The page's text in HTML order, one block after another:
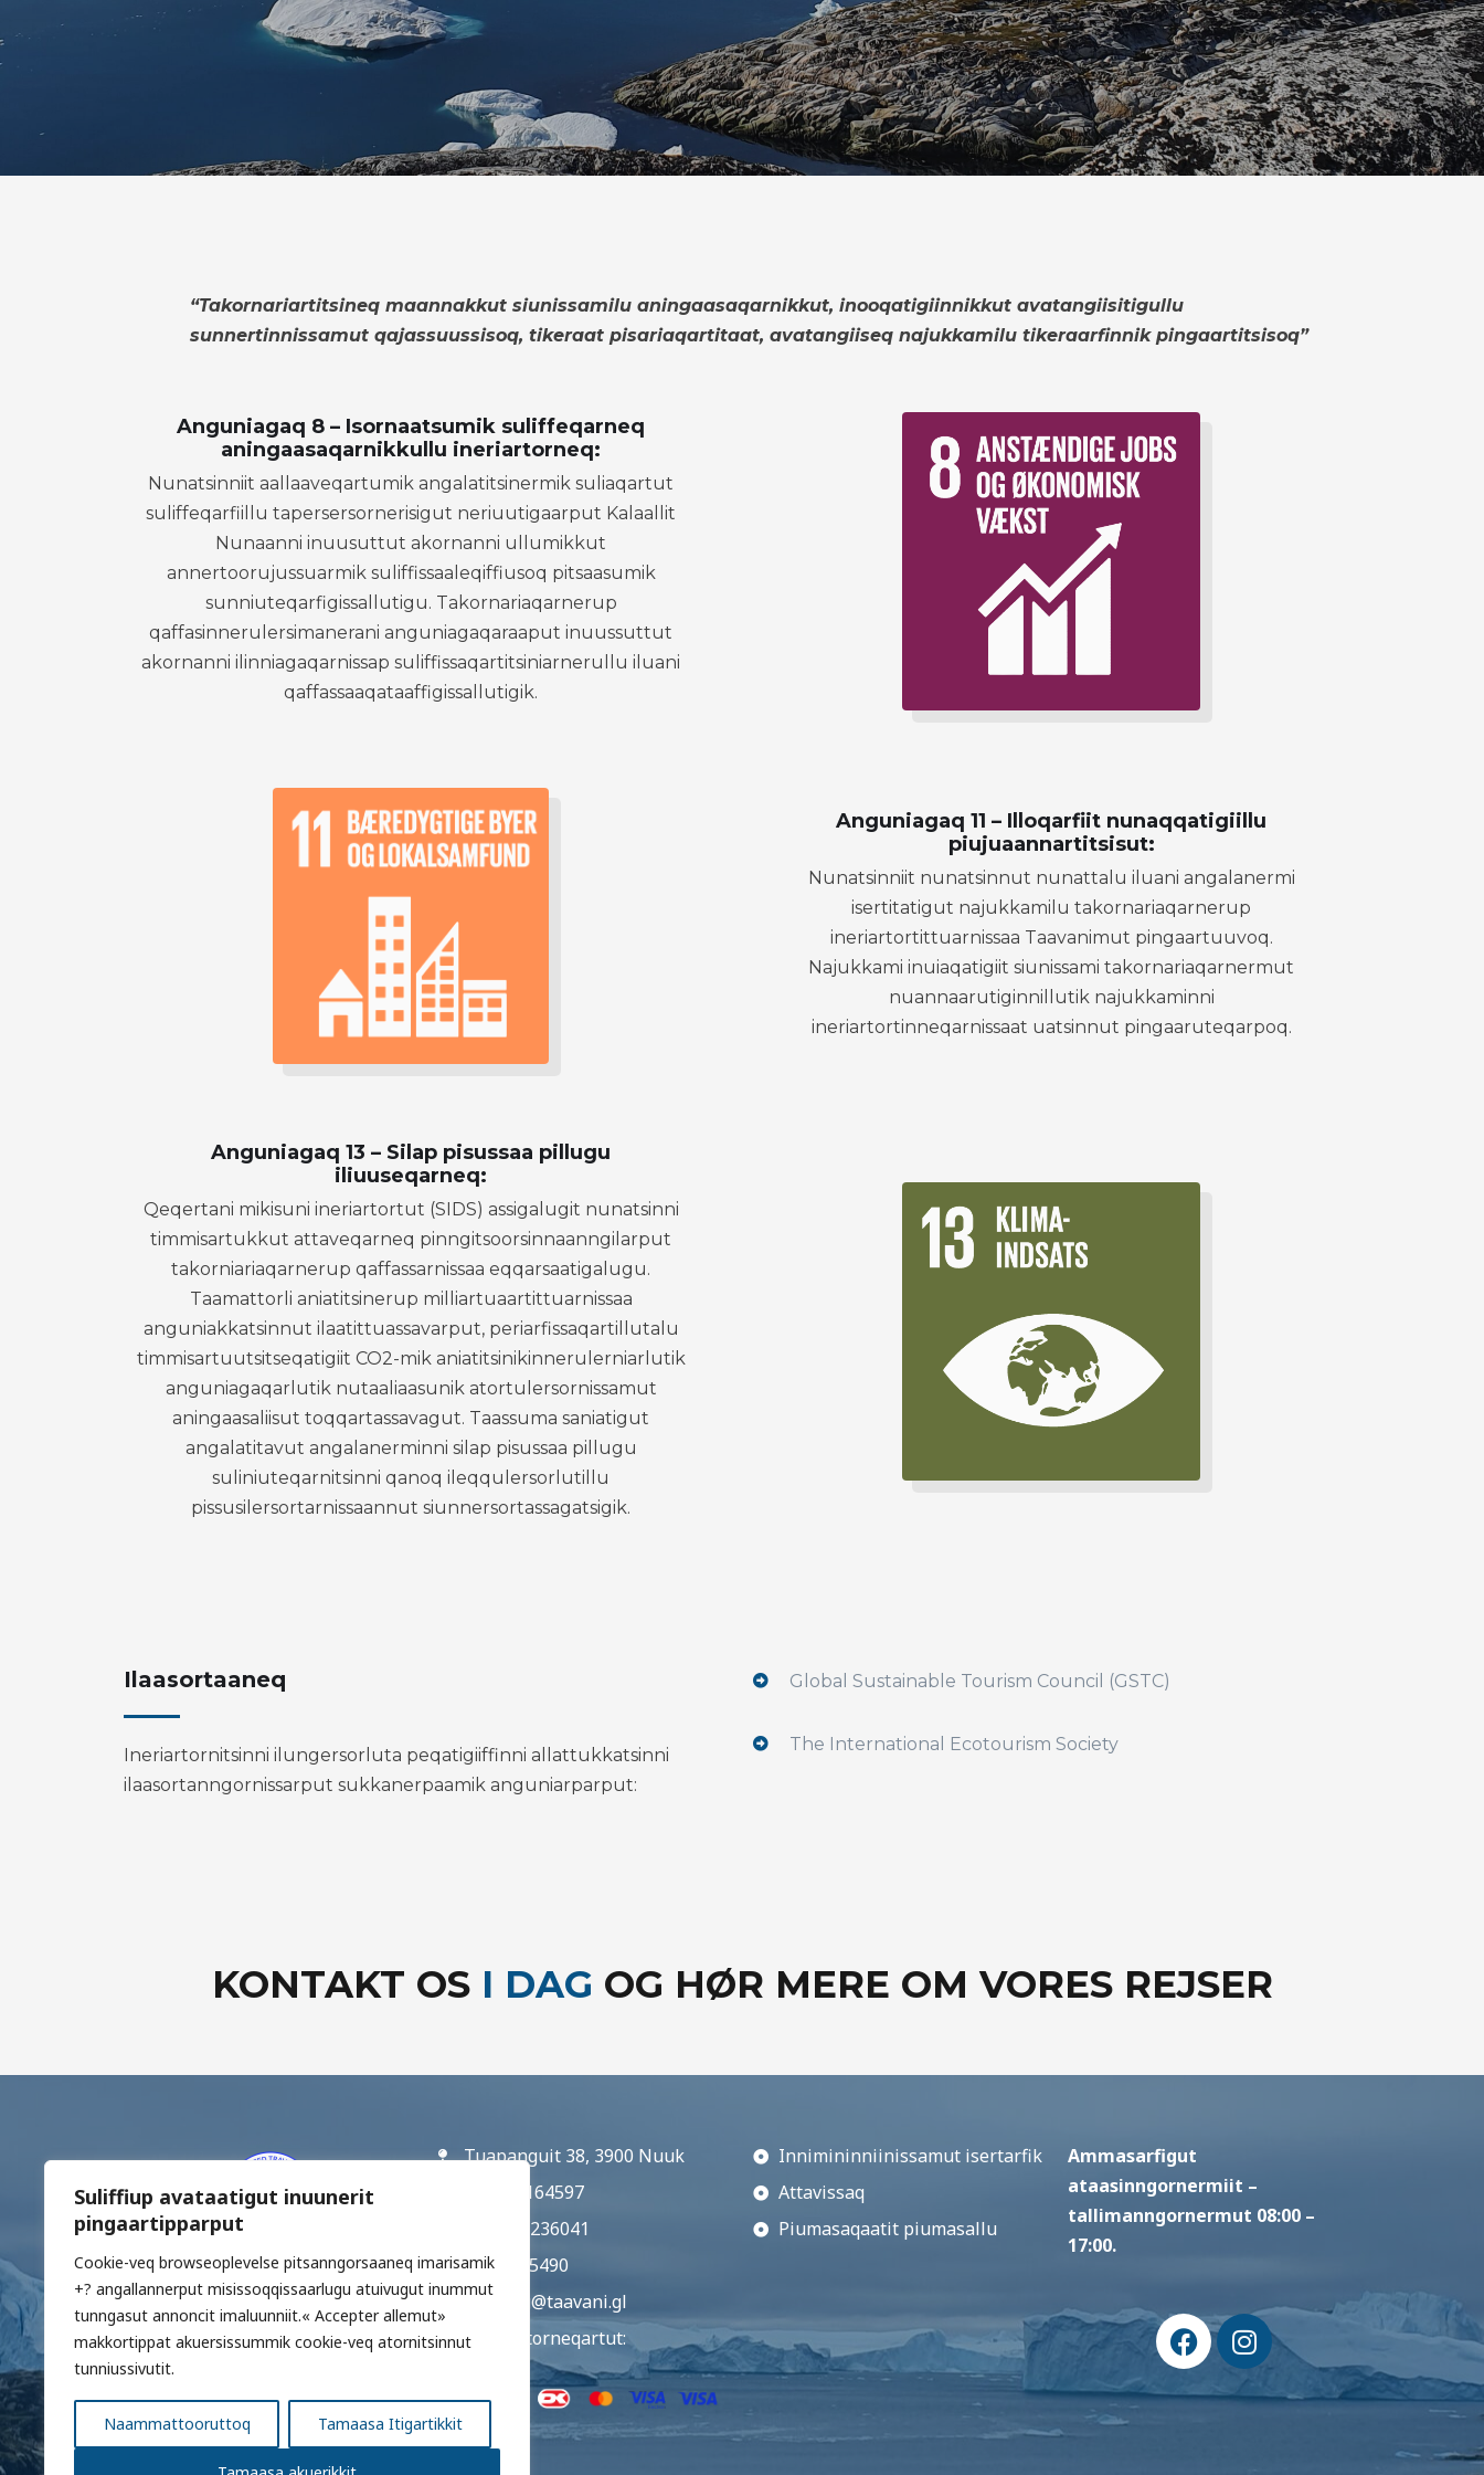
Suliffiup avataatigut inuunerit
pingaartipparput
Cookie-veq browseoplevelse pitsanngorsaaneq imarisamik
+? angallannerput misissoqqissaarlugu atuivugut inummut
tunngasut annoncit imaluunniit.« Accepter allemut»
makkortippat akuersissummik cookie-veq atornitsinnut
tunniussivutit.
Naammattooruttoq Tamaasa Itigartikkit
“Takornariartitsineq maannakkut siunissamilu aningaasaqarnikkut, inooqatigiinnikkut avatangiisitigullu
sunnertinnissamut qajassuussisoq, tikeraat pisariaqartitaat, avatangiiseq najukkamilu tikeraarfinnik pingaartitsisoq”
Anguniagaq 8 – Isornaatsumik suliffeqarneq
aningaasaqarnikkullu ineriartorneq:
Nunatsinniit aallaaveqartumik angalatitsinermik suliaqartut
suliffeqarfiillu tapersersornerisigut neriuutigaarput Kalaallit
Nunaanni inuusuttut akornanni ullumikkut
annertoorujussuarmik suliffissaaleqiffiusoq pitsaasumik
sunniuteqarfigissallutigu. Takornariaqarnerup
qaffasinnerulersimanerani anguniagaqaraaput inuussuttut
akornanni ilinniagaqarnissap suliffissaqartitsiniarnerullu iluani
qaffassaaqataaffigissallutigik.
Anguniagaq 11 – Illoqarfiit nunaqqatigiillu
piujuaannartitsisut:
Nunatsinniit nunatsinnut nunattalu iluani angalanermi
isertitatigut najukkamilu takornariaqarnerup
ineriartortittuarnissaa Taavanimut pingaartuuvoq.
Najukkami inuiaqatigiit siunissami takornariaqarnermut
nuannaarutiginnillutik najukkaminni
ineriartortinneqarnissaat uatsinnut pingaaruteqarpoq.
Anguniagaq 13 – Silap pisussaa pillugu
iliuuseqarneq:
Qeqertani mikisuni ineriartortut (SIDS) assigalugit nunatsinni
timmisartukkut attaveqarneq pinngitsoorsinnaanngilarput
takorniariaqarnerup qaffassarnissaa eqqarsaatigalugu.
Taamattorli aniatitsinerup milliartuaartittuarnissaa
anguniakkatsinnut ilaatittuassavarput, periarfissaqartillutalu
timmisartuutsitseqatigiit CO2-mik aniatitsinikinnerulerniarlutik
anguniagaqarlutik nutaaliaasunik atortulersornissamut
aningaasaliisut toqqartassavagut. Taassuma saniatigut
angalatitavut angalanerminni silap pisussaa pillugu
suliniuteqarnitsinni qanoq ileqqulersorlutillu
pissusilersortarnissaannut siunnersortassagatsigik.
Ilaasortaaneq
Ineriartornitsinni ilungersorluta peqatigiiffinni allattukkatsinni
ilaasortanngornissarput sukkanerpaamik anguniarparput:
Global Sustainable Tourism Council (GSTC)
The International Ecotourism Society
KONTAKT OSI DAG OG HØR MERE OM VORES REJSER
Tuapanguit 38, 3900 Nuuk
CVR: 43164597
IATA: 17236041
+299 385490
booking@taavani.gl
Kortit atorneqartut:
Innimininniinissamut isertarfik
Attavissaq
Piumasaqaatit piumasallu
Ammasarfigut
ataasinngornermiit –
tallimanngornermut 08:00 –
17:00.
F
a
c
e
I
n
s
t